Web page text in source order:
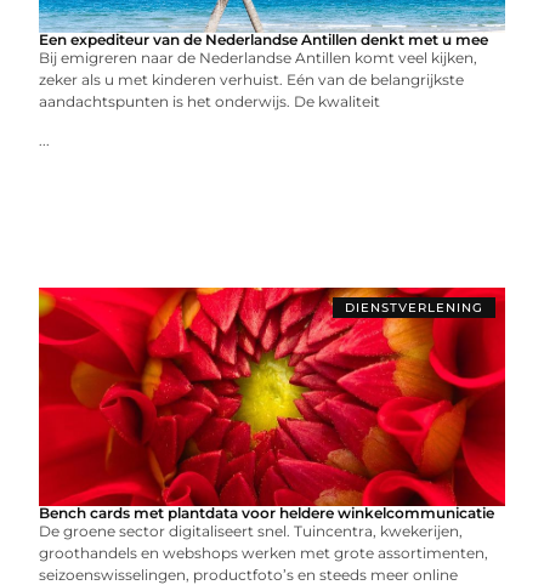
Een expediteur van de Nederlandse Antillen denkt met u mee
Bij emigreren naar de Nederlandse Antillen komt veel kijken,
zeker als u met kinderen verhuist. Eén van de belangrijkste
aandachtspunten is het onderwijs. De kwaliteit
...
DIENSTVERLENING
Bench cards met plantdata voor heldere winkelcommunicatie
De groene sector digitaliseert snel. Tuincentra, kwekerijen,
groothandels en webshops werken met grote assortimenten,
seizoenswisselingen, productfoto’s en steeds meer online